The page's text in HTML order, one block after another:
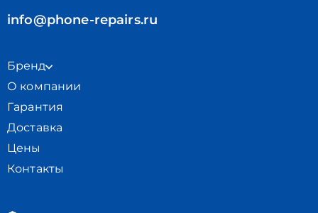
info@phone-repairs.ru
Бренд
О компании
Гарантия
Доставка
Цены
Контакты